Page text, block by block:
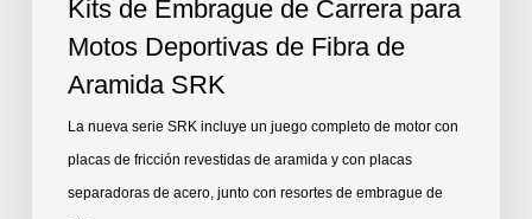
Kits de Embrague de Carrera para
Motos Deportivas de Fibra de
Aramida SRK
La nueva serie SRK incluye un juego completo de motor con
placas de fricción revestidas de aramida y con placas
separadoras de acero, junto con resortes de embrague de